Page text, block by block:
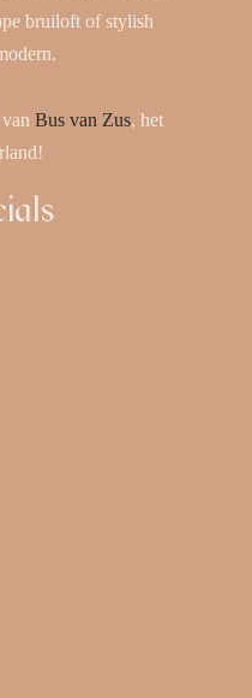
bruiloft of stylish
vanBus van Zus, het